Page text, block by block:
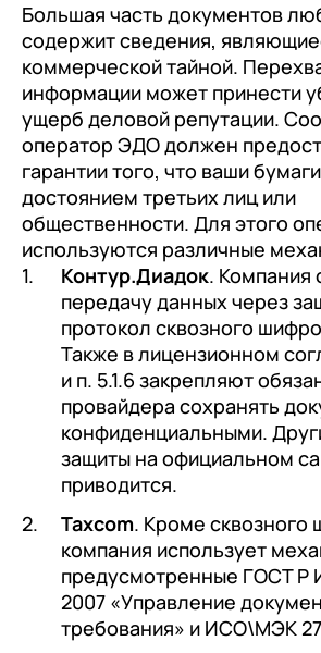
Большая часть документов
содержит сведения,
коммерческой тайной.
информации может принести
ущерб деловой репутации.
оператор ЭДО должен
гарантии того, что ваши
достоянием третьих лиц или
общественности. Для этого
используются различные
Контур.Диадок. Компания
передачу данных через
протокол сквозного
Также в лицензионном
и п. 5.1.6 закрепляют
провайдера сохранять
конфиденциальными.
защиты на официальном
приводится.
Taxcom. Кроме сквозного
компания использует
предусмотренные ГОСТ Р
2007 «Управление
требования» и ИСО\МЭК